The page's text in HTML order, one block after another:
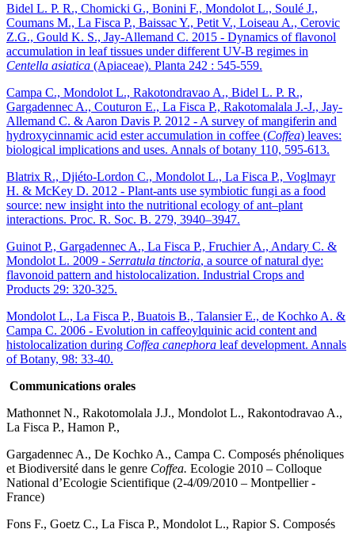
Bidel L. P. R., Chomicki G., Bonini F., Mondolot L., Soulé J.,
Coumans M., La Fisca P., Baissac Y., Petit V., Loiseau A., Cerovic
Z.G., Gould K. S., Jay-Allemand C. 2015 - Dynamics of flavonol
accumulation in leaf tissues under different UV-B regimes in
Centella asiatica (Apiaceae). Planta 242 : 545-559.
Campa C., Mondolot L., Rakotondravao A., Bidel L. P. R.,
Gargadennec A., Couturon E., La Fisca P., Rakotomalala J.-J., Jay-
Allemand C. & Aaron Davis P. 2012 - A survey of mangiferin and
hydroxycinnamic acid ester accumulation in coffee (Coffea) leaves:
biological implications and uses. Annals of botany 110, 595-613.
Blatrix R., Djiéto-Lordon C., Mondolot L., La Fisca P., Voglmayr
H. & McKey D. 2012 - Plant-ants use symbiotic fungi as a food
source: new insight into the nutritional ecology of ant–plant
interactions. Proc. R. Soc. B. 279, 3940–3947.
Guinot P., Gargadennec A., La Fisca P., Fruchier A., Andary C. &
Mondolot L. 2009 - Serratula tinctoria, a source of natural dye:
flavonoid pattern and histolocalization. Industrial Crops and
Products 29: 320-325.
Mondolot L., La Fisca P., Buatois B., Talansier E., de Kochko A. &
Campa C. 2006 - Evolution in caffeoylquinic acid content and
histolocalization during Coffea canephora leaf development. Annals
of Botany, 98: 33-40.
Communications orales
Mathonnet N., Rakotomolala J.J., Mondolot L., Rakontodravao A.,
La Fisca P., Hamon P.,
Gargadennec A., De Kochko A., Campa C. Composés phénoliques
et Biodiversité dans le genre Coffea. Ecologie 2010 – Colloque
National d’Ecologie Scientifique (2-4/09/2010 – Montpellier -
France)
Fons F., Goetz C., La Fisca P., Mondolot L., Rapior S. Composés